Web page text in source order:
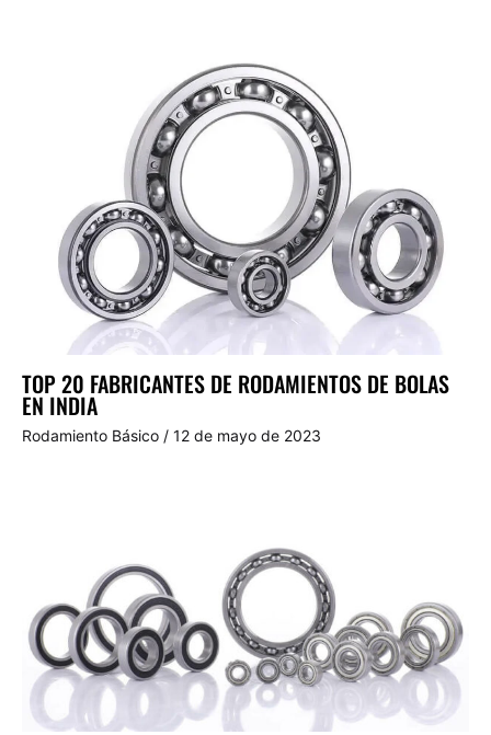
TOP 20 FABRICANTES DE RODAMIENTOS DE BOLAS
EN INDIA
Rodamiento Básico / 12 de mayo de 2023